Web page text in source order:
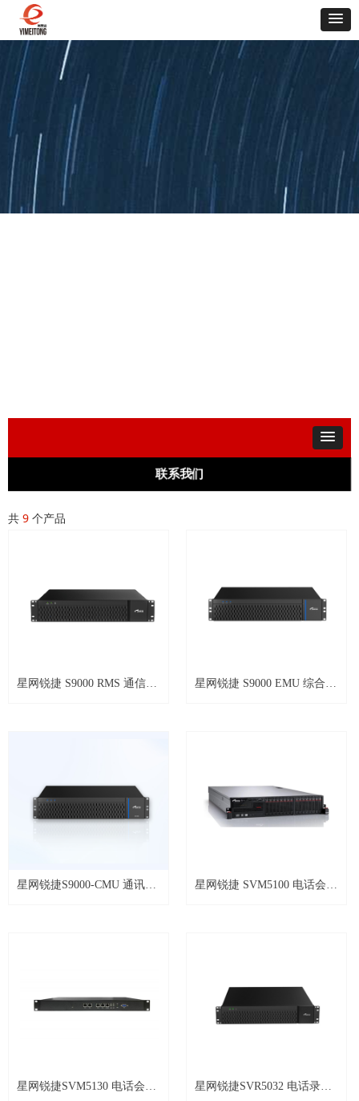
共 9 个产品
星网锐捷 S9000 RMS 通信录
星网锐捷 S9000 EMU 综合网
星网锐捷S9000-CMU 通讯录
星网锐捷 SVM5100 电话会议
星网锐捷SVM5130 电话会议
星网锐捷SVR5032 电话录音
联系我们